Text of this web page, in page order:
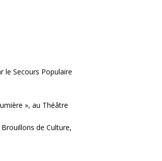
le Secours Populaire
», au Théâtre
de Culture,